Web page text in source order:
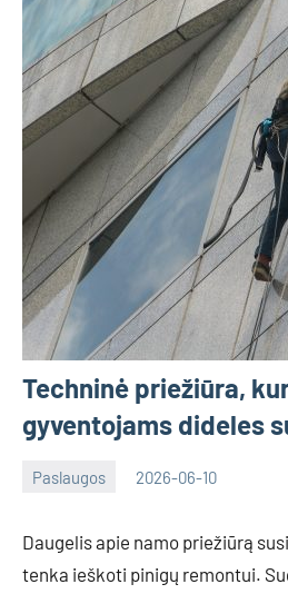
Techninė priežiūra,
gyventojams dideles
Paslaugos 2026-06-10
Daugelis apie namo priežiūrą
tenka ieškoti pinigų remontui.